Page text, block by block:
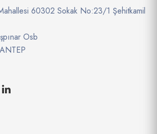
60302 Sokak No:23/1 Şehitkamil
Osb